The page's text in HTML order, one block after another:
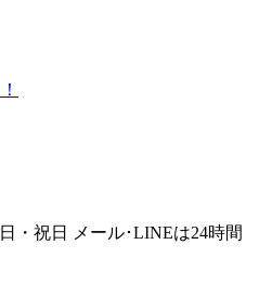
・祝日
メール･LINEは24時間